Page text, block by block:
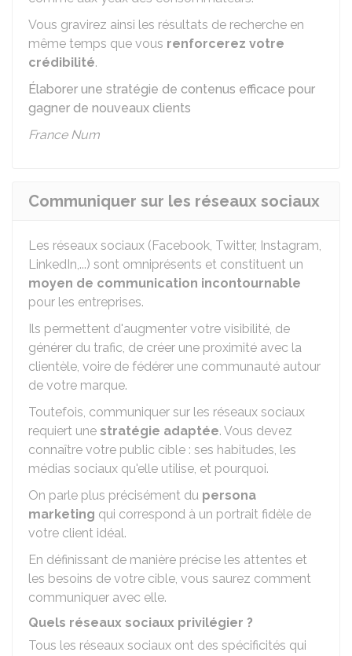
Vous gravirez ainsi les résultats de recherche en
même temps que vous renforcerez votre
crédibilité.
Élaborer une stratégie de contenus efficace pour
gagner de nouveaux clients
France Num
Communiquer sur les réseaux sociaux
Les réseaux sociaux (Facebook, Twitter, Instagram,
LinkedIn,...) sont omniprésents et constituent un
moyen de communication incontournable
pour les entreprises.
Ils permettent d'augmenter votre visibilité, de
générer du trafic, de créer une proximité avec la
clientèle, voire de fédérer une communauté autour
de votre marque.
Toutefois, communiquer sur les réseaux sociaux
requiert une stratégie adaptée. Vous devez
connaître votre public cible : ses habitudes, les
médias sociaux qu'elle utilise, et pourquoi.
On parle plus précisément du persona
marketing qui correspond à un portrait fidèle de
votre client idéal.
En définissant de manière précise les attentes et
les besoins de votre cible, vous saurez comment
communiquer avec elle.
Quels réseaux sociaux privilégier ?
Tous les réseaux sociaux ont des spécificités qui